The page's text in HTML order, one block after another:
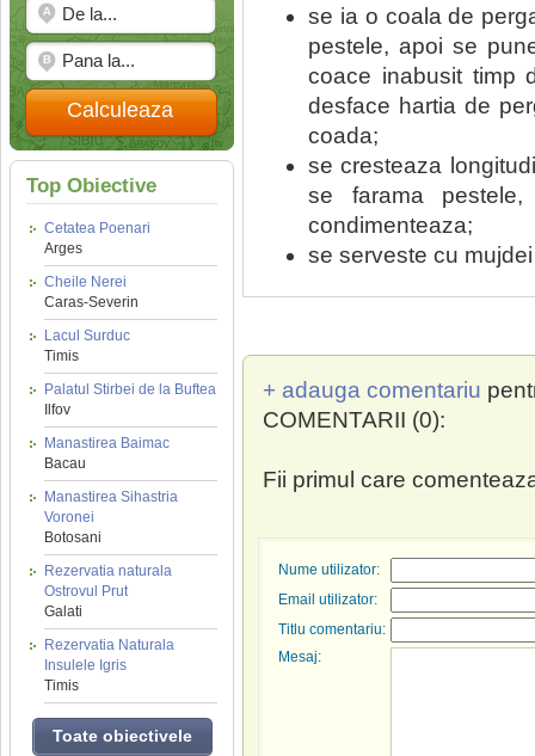
Calculeaza
Top Obiective
Cetatea Poenari
Arges
Cheile Nerei
Caras-Severin
Lacul Surduc
Timis
Palatul Stirbei de la Buftea
Ilfov
Manastirea Baimac
Bacau
Manastirea Sihastria
Voronei
Botosani
Rezervatia naturala
Ostrovul Prut
Galati
Rezervatia Naturala
Insulele Igris
Timis
Toate obiectivele
se ia o coala de
pestele, apoi se
coace inabusit timp
desface hartia de
coada;
se cresteaza
se farama
condimenteaza;
se serveste cu
+ adauga comentariu
COMENTARII (0):
Fii primul care
Nume utilizator:
Email utilizator:
Titlu comentariu:
Mesaj: